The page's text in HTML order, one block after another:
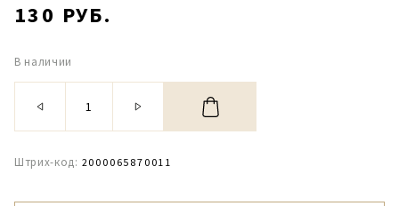
130 РУБ.
В наличии
Штрих-код: 2000065870011